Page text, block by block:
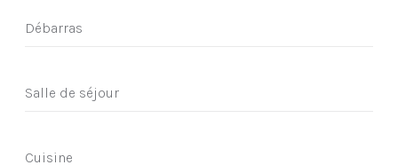
Débarras
Salle de séjour
Cuisine